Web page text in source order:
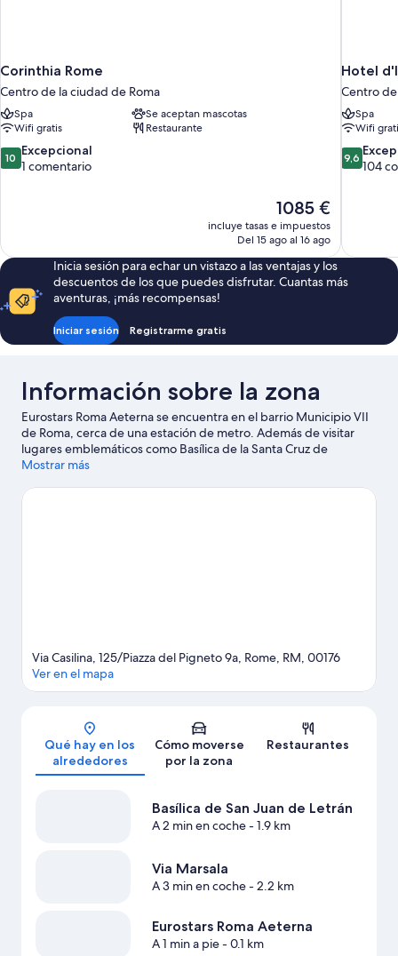
Corinthia Rome
Centro de la ciudad de Roma
Spa
Se aceptan mascotas
Wifi gratis
Restaurante
10.0
sobre
10 Excepcional
1 comentario
El
precio
actual
de
1085 €
1085 €
incluye tasas e impuestos
Del 15 ago al 16 ago
Hotel
Centro
Spa
Wifi
9.6
sobre
9,6
104
Inicia sesión para echar un vistazo a las ventajas y los
descuentos de los que puedes disfrutar. Cuantas más
aventuras, ¡más recompensas!
Iniciar sesión Registrarme gratis
Información sobre la zona
Eurostars Roma Aeterna se encuentra en el barrio Municipio VII
de Roma, cerca de una estación de metro. Además de visitar
lugares emblemáticos como Basílica de la Santa Cruz de
Jerusalén y Basílica de San Juan de Letrán, puedes rodearte de
a Coliseo y Plaza de España.
Mostrar más
Mapa
Via Casilina, 125/Piazza del Pigneto 9a, Rome, RM, 00176
Ver en el mapa
Qué hay en los
alrededores
Cómo moverse
por la zona
Restaurantes
Basílica de San Juan de Letrán
A 2 min en coche- 1.9 km
Via Marsala
A 3 min en coche- 2.2 km
Eurostars Roma Aeterna
A 1 min a pie- 0.1 km